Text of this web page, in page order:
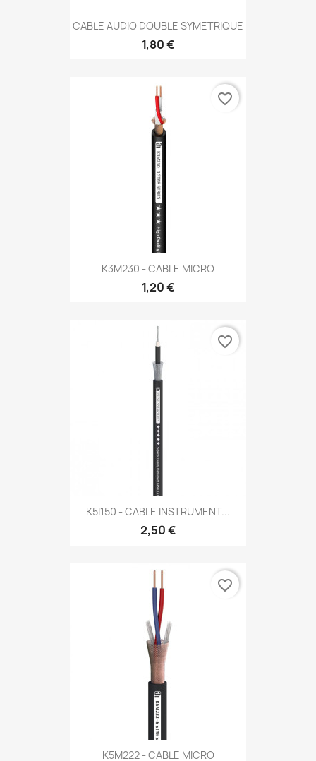
CABLE AUDIO DOUBLE SYMETRIQUE
1,80 €
K3M230 - CABLE MICRO
1,20 €
favorite_border
K5I150 - CABLE INSTRUMENT...
2,50 €
favorite_border
K5M222 - CABLE MICRO
favorite_border